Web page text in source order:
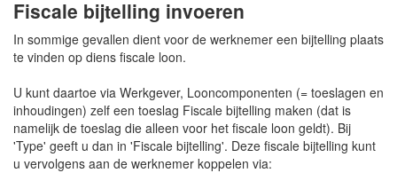
Fiscale bijtelling invoeren
In sommige gevallen dient voor de werknemer een bijtelling plaats
te vinden op diens fiscale loon.
U kunt daartoe via Werkgever, Looncomponenten (= toeslagen en
inhoudingen) zelf een toeslag Fiscale bijtelling maken (dat is
namelijk de toeslag die alleen voor het fiscale loon geldt). Bij
'Type' geeft u dan in 'Fiscale bijtelling'. Deze fiscale bijtelling kunt
u vervolgens aan de werknemer koppelen via: